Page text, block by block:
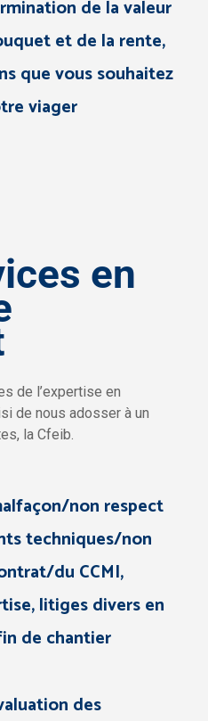
de la valeur
et de la rente,
que vous souhaitez
viager
en
de l’expertise en
de nous adosser à un
la Cfeib.
non respect
techniques/non
du CCMI,
litiges divers en
de chantier
des